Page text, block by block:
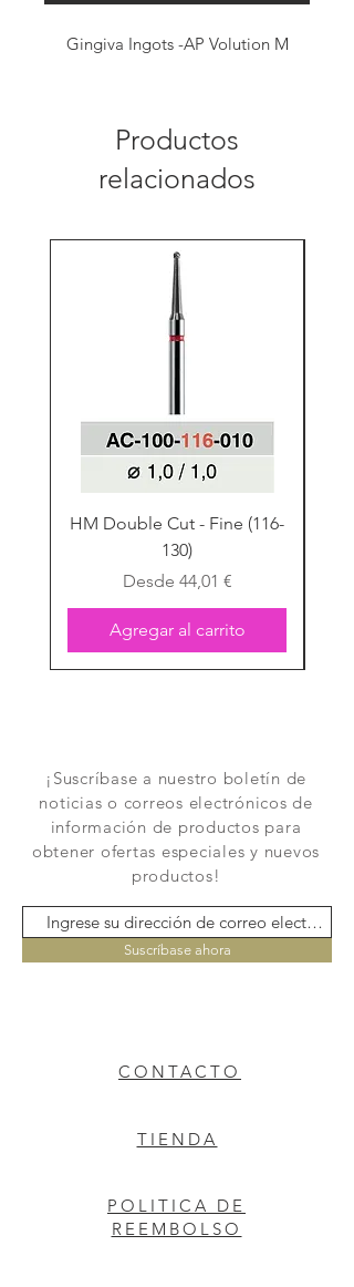
Gingiva Ingots -AP Volution M
Productos
relacionados
HM Double Cut - Fine (116-
130)
Desde 44,01 €
Precio de oferta
Agregar al carrito
¡Suscríbase a nuestro boletín de
noticias o correos electrónicos de
información de productos para
obtener ofertas especiales y nuevos
productos!
Suscríbase ahora
CONTACTO
TIENDA
POLITICA DE
REEMBOLSO